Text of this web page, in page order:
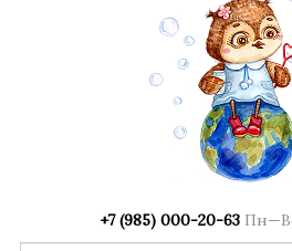
+7 (985) 000-20-63